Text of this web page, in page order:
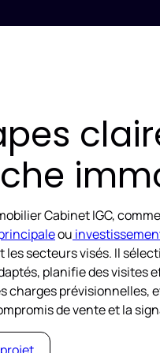
Cabinet IGC,
ou
les secteurs visés. Il
planifie des visites
charges prévisionnelles,
de vente et la